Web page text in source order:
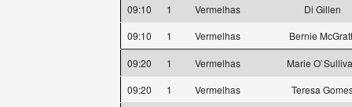
09:10
1 Vermelhas
Di Gillen
09:10
1 Vermelhas Bernie
09:20 1 Vermelhas
Marie
09:20
1 Vermelhas
Teresa